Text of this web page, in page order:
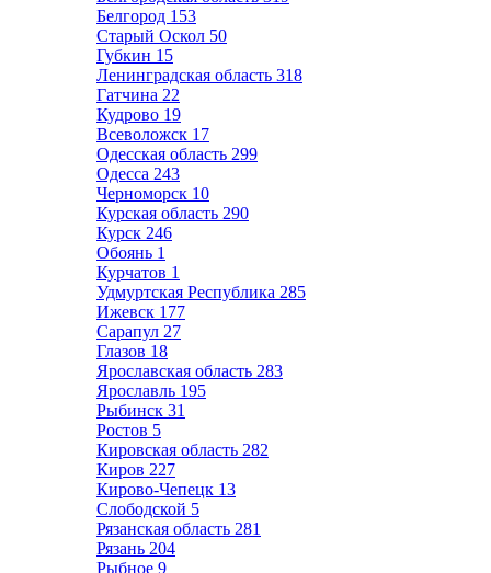
Белгород 153
Старый Оскол 50
Губкин 15
Ленинградская область 318
Гатчина 22
Кудрово 19
Всеволожск 17
Одесская область 299
Одесса 243
Черноморск 10
Курская область 290
Курск 246
Обоянь 1
Курчатов 1
Удмуртская Республика 285
Ижевск 177
Сарапул 27
Глазов 18
Ярославская область 283
Ярославль 195
Рыбинск 31
Ростов 5
Кировская область 282
Киров 227
Кирово-Чепецк 13
Слободской 5
Рязанская область 281
Рязань 204
Рыбное 9